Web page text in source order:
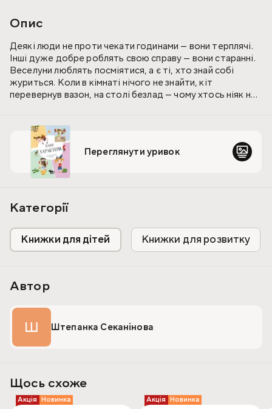
Опис
Деякі люди не проти чекати годинами — вони терплячі.
Інші дуже добре роблять свою справу — вони старанні.
Веселуни люблять посміятися, а є ті, хто знай собі
журиться. Коли в кімнаті нічого не знайти, кіт
перевернув вазон, на столі безлад — чому хтось ніяк не
Що ж, усі ми різні! А ця книжка — для тебе і про нас усіх:
історії про наші характери й жарти про те, чому ми так
поводимося.
Переглянути уривок
Категорії
Книжки для дітей Книжки для розвитку
Автор
Ш Штепанка Секанінова
Щось схоже
Акція Новинка
Акція Новинка